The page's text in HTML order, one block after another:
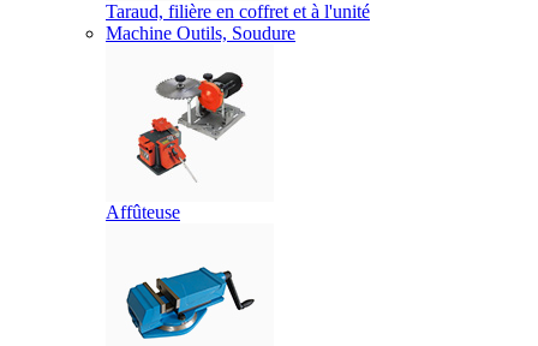
Taraud, filière en coffret et à l'unité
Machine Outils, Soudure
Affûteuse